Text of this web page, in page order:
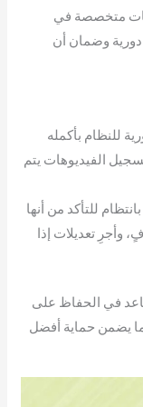
متخصصة في
دورية وضمان أن
للنظام بأكمله
الفيديوهات يتم
للتأكد من أنها
وأجرِ تعديلات إذا
في الحفاظ على
يضمن حماية أفضل